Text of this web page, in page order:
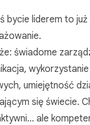
bycie liderem to już
świadome
umiejętność
się świecie.
ale